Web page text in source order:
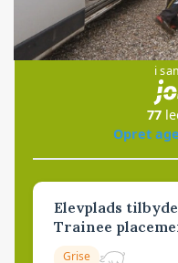
i
77
Opret
Elevplads
Trainee
Grise